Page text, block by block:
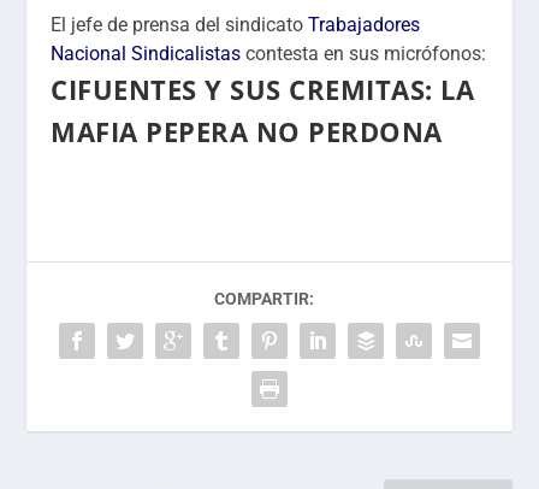
El jefe de prensa del sindicatoTrabajadores
Nacional Sindicalistas contesta en sus micrófonos:
CIFUENTES Y SUS CREMITAS: LA
MAFIA PEPERA NO PERDONA
COMPARTIR: